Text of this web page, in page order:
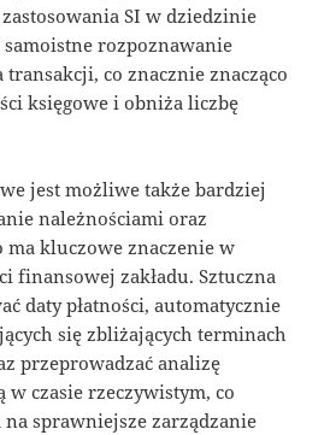
SI w dziedzinie
rozpoznawanie
co znacznie znacząco
księgowe i obniża liczbę
jest możliwe także bardziej
należnościami oraz
ma kluczowe znaczenie w
finansowej zakładu. Sztuczna
daty płatności, automatycznie
się zbliżających terminach
przeprowadzać analizę
w czasie rzeczywistym, co
sprawniejsze zarządzanie